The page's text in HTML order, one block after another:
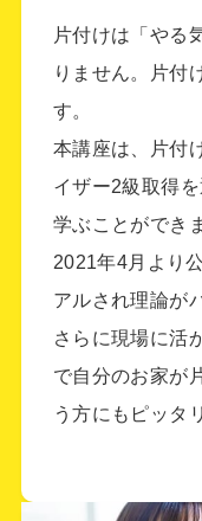
ＳＭ さま
整理収納アド
とても分かり
く、ねむくな
とがなかった
った。PCのフ
は全くしてい
片付けは「やる
りません。片付
す。
本講座は、片付
イザー2級取得
学ぶことができ
2021年4月より
アルされ理論が
さらに現場に活
で自分のお家が
う方にもピッタ